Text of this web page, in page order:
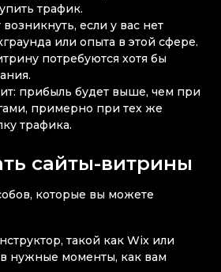
трафик.
если у вас нет
или опыта в этой сфере.
потребуются хотя бы
прибыль будет выше, чем при
примерно при тех же
трафика.
сайты-витрины
которые вы можете
такой как Wix или
нужные моменты, как вам